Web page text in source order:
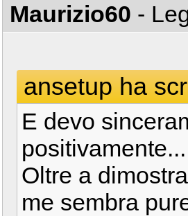
Maurizio60 -
ansetup ha
E devo
Oltre a
me sembra